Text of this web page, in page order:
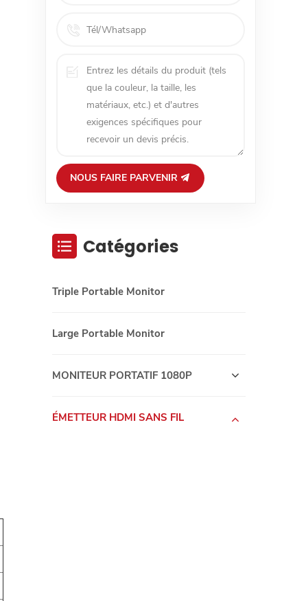
NOUS FAIRE PARVENIR
Catégories
Triple Portable Monitor
Large Portable Monitor
MONITEUR PORTATIF 1080P
ÉMETTEUR HDMI SANS FIL